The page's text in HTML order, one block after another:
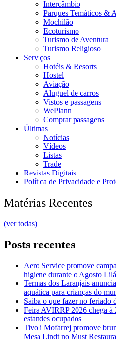
Intercâmbio
Parques Temáticos &
Mochilão
Ecoturismo
Turismo de Aventura
Turismo Religioso
Serviços
Hotéis & Resorts
Hostel
Aviação
Aluguel de carros
Vistos e passagens
WePlann
Comprar passagens
Últimas
Notícias
Vídeos
Listas
Trade
Revistas Digitais
Política de Privacidade e
Matérias Recentes
(ver todas)
Posts recentes
Aero Service promove
higiene durante o Agosto
Termas dos Laranjais
aquática para crianças do
Saiba o que fazer no feriado
Feira AVIRRP 2026 chega à
estandes ocupados
Tivoli Mofarrej promove
Mesa Lindt no Must